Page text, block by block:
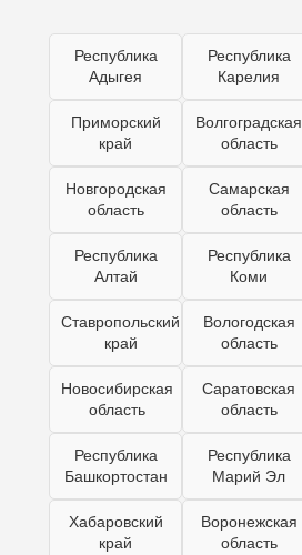
Республика
Адыгея
Республика
Карелия
Приморский
край
Волгоградская
область
Новгородская
область
Самарская
область
Республика
Алтай
Республика
Коми
Ставропольский
край
Вологодская
область
Новосибирская
область
Саратовская
область
Республика
Башкортостан
Республика
Марий Эл
Хабаровский
край
Воронежская
область